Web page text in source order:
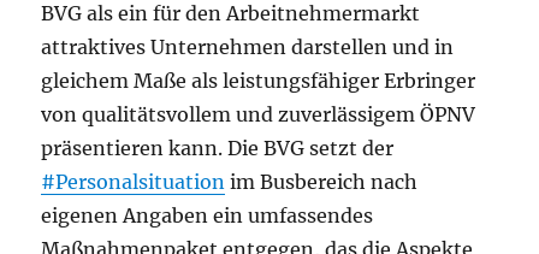
BVG als ein für den Arbeitnehmermarkt
attraktives Unternehmen darstellen und in
gleichem Maße als leistungsfähiger Erbringer
von qualitätsvollem und zuverlässigem ÖPNV
präsentieren kann. Die BVG setzt der
#Personalsituation im Busbereich nach
eigenen Angaben ein umfassendes
Maßnahmenpaket entgegen, das die Aspekte